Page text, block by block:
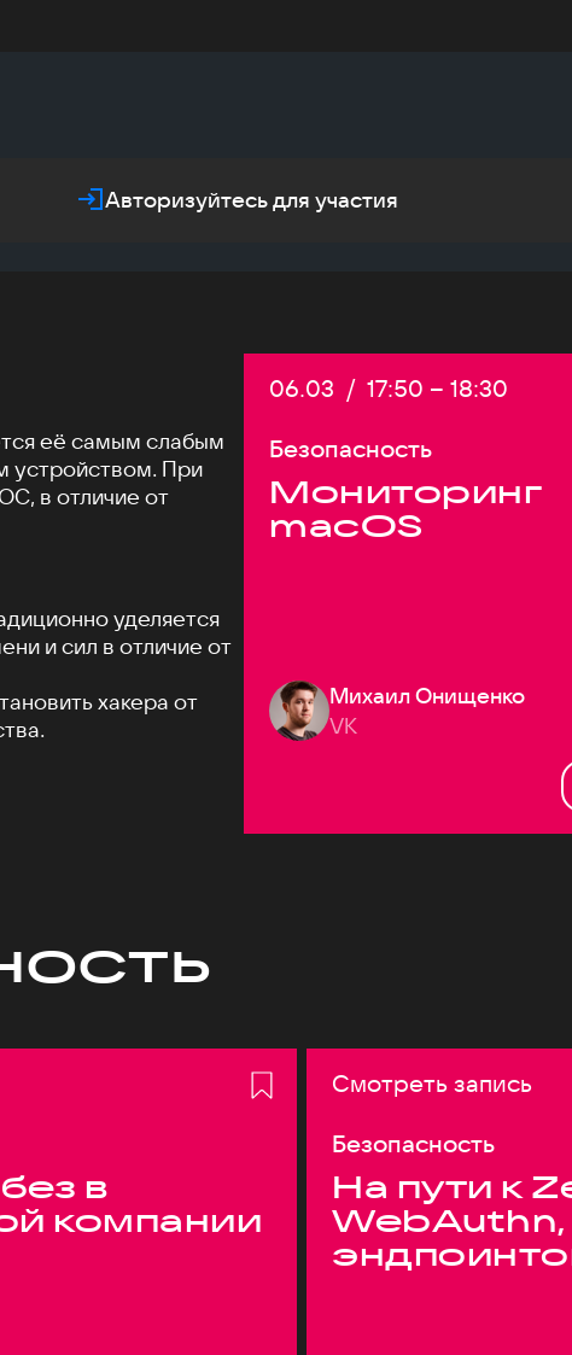
Авторизуйтесь для участия
её самым слабым
устройством. При
в отличие от
уделяется
и сил в отличие от
хакера от
Дата:
06.03 / Начало:
17:50 – Конец:
18:30
Безопасность
Мониторинг
macOS
Михаил Онищенко
VK
в
компании
Смотреть запись
Безопасность
На пути к